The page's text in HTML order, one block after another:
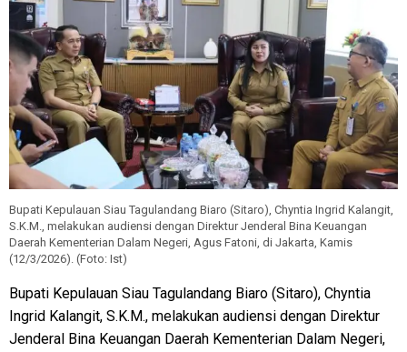
Bupati Kepulauan Siau Tagulandang Biaro (Sitaro), Chyntia Ingrid Kalangit,
S.K.M., melakukan audiensi dengan Direktur Jenderal Bina Keuangan
Daerah Kementerian Dalam Negeri, Agus Fatoni, di Jakarta, Kamis
(12/3/2026). (Foto: Ist)
Bupati Kepulauan Siau Tagulandang Biaro (Sitaro), Chyntia
Ingrid Kalangit, S.K.M., melakukan audiensi dengan Direktur
Jenderal Bina Keuangan Daerah Kementerian Dalam Negeri,